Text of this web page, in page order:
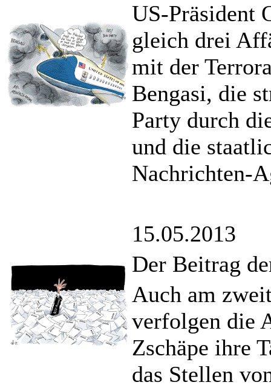
US-Präsident
gleich drei
mit der
Bengasi, die
Party durch
und die
Nachrichten-
15.05.2013
Der Beitrag
Auch am
verfolgen die
Zschäpe ihre
das Stellen